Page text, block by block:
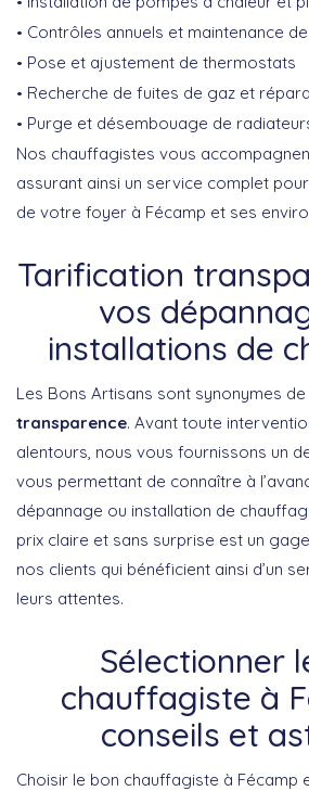
Contrôles annuels et maintenance
Pose et ajustement de thermostats
Recherche de fuites de gaz et
Purge et désembouage de
Nos chauffagistes vous
assurant ainsi un service complet
de votre foyer à Fécamp et ses
Tarification
vos
installations de
Les Bons Artisans sont synonymes de
transparence. Avant toute
alentours, nous vous fournissons un
vous permettant de connaître à
dépannage ou installation de
prix claire et sans surprise est un
nos clients qui bénéficient ainsi d’un
leurs attentes.
Sélectionner
chauffagiste à
conseils et
Choisir le bon chauffagiste à Fécamp